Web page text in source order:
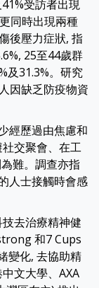
受訪者出現
同時出現兩種
後壓力症狀, 指
25至44歲群
及31.3%。研究
因缺乏防疫物資
經歷過由焦慮和
交聚會、在工
難。調查亦指
人士接觸時會感
去治療精神健
和7 Cups
變化, 去協助精
文大學、AXA